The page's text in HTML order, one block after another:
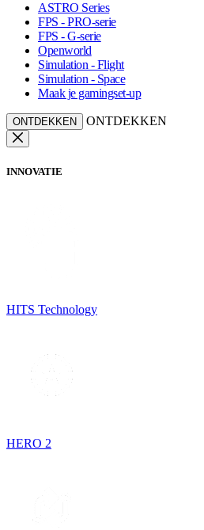
ASTRO Series
FPS - PRO-serie
FPS - G-serie
Openworld
Simulation - Flight
Simulation - Space
Maak je gamingset-up
ONTDEKKEN ONTDEKKEN
INNOVATIE
HITS Technology
HERO 2